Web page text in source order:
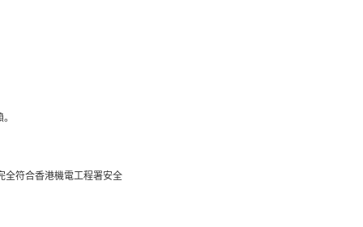
全符合香港機電工程署安全